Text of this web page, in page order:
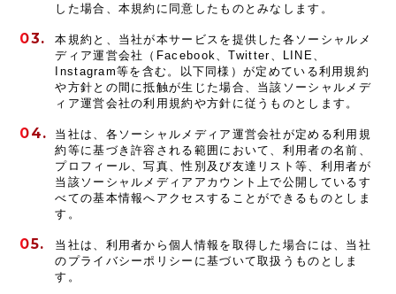
した場合、本規約に同意したものとみなします。
本規約と、当社が本サービスを提供した各ソーシャルメ
ディア運営会社（Facebook、Twitter、LINE、
Instagram等を含む。以下同様）が定めている利用規約
や方針との間に抵触が生じた場合、当該ソーシャルメデ
ィア運営会社の利用規約や方針に従うものとします。
当社は、各ソーシャルメディア運営会社が定める利用規
約等に基づき許容される範囲において、利用者の名前、
プロフィール、写真、性別及び友達リスト等、利用者が
当該ソーシャルメディアアカウント上で公開しているす
べての基本情報へアクセスすることができるものとしま
す。
当社は、利用者から個人情報を取得した場合には、当社
のプライバシーポリシーに基づいて取扱うものとしま
す。